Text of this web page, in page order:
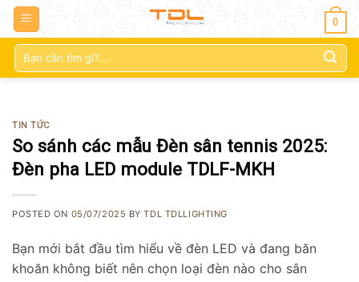
0
Tìm
kiếm:
TIN TỨC
So sánh các mẫu Đèn sân tennis 2025:
Đèn pha LED module TDLF-MKH
POSTED ON 05/07/2025 BYTDL TDLLIGHTING
Bạn mới bắt đầu tìm hiểu về đèn LED và đang băn
khoăn không biết nên chọn loại đèn nào cho sân